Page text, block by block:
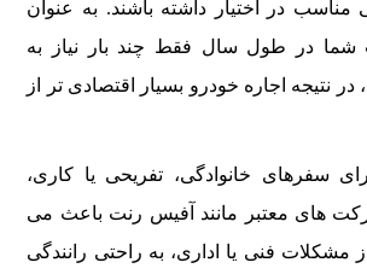
مناسب در اختیار داشته باشند. به عنوان
در طول سال فقط چند بار نیاز به
در نتیجه اجاره خودرو بسیار اقتصادی تر از
سفرهای خانوادگی، تفریحی یا کاری،
های معتبر مانند آفیس رنت باعث می
مشکلات فنی یا اداری، به راحتی رانندگی